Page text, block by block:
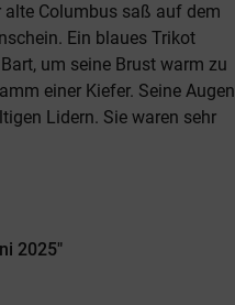
alte Columbus saß auf dem
Ein blaues Trikot
um seine Brust warm zu
einer Kiefer. Seine Augen
Lidern. Sie waren sehr
2025"